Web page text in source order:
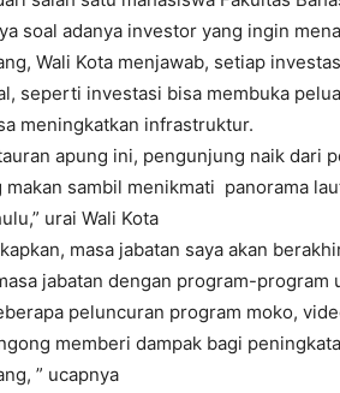
soal adanya investor yang ingin
Wali Kota menjawab, setiap
seperti investasi bisa membuka
meningkatkan infrastruktur.
apung ini, pengunjung naik dari
makan sambil menikmati panorama
urai Wali Kota
masa jabatan saya akan
jabatan dengan program-
peluncuran program moko,
memberi dampak bagi
” ucapnya